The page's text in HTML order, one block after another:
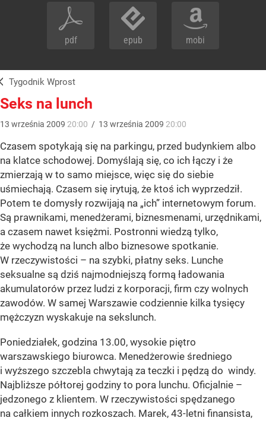
pdf epub mobi
Tygodnik Wprost
Seks na lunch
13 września 2009 20:00 / 13 września 2009 20:00
Czasem spotykają się na parkingu, przed budynkiem albo
na klatce schodowej. Domyślają się, co ich łączy i że
zmierzają w to samo miejsce, więc się do siebie
uśmiechają. Czasem się irytują, że ktoś ich wyprzedził.
Potem te domysły rozwijają na „ich” internetowym forum.
Są prawnikami, menedżerami, biznesmenami, urzędnikami,
a czasem nawet księżmi. Postronni wiedzą tylko,
że wychodzą na lunch albo biznesowe spotkanie.
W rzeczywistości – na szybki, płatny seks. Lunche
seksualne są dziś najmodniejszą formą ładowania
akumulatorów przez ludzi z korporacji, firm czy wolnych
zawodów. W samej Warszawie codziennie kilka tysięcy
mężczyzn wyskakuje na sekslunch.
Poniedziałek, godzina 13.00, wysokie piętro
warszawskiego biurowca. Menedżerowie średniego
i wyższego szczebla chwytają za teczki i pędzą do windy.
Najbliższe półtorej godziny to pora lunchu. Oficjalnie –
jedzonego z klientem. W rzeczywistości spędzanego
na całkiem innych rozkoszach. Marek, 43-letni finansista,